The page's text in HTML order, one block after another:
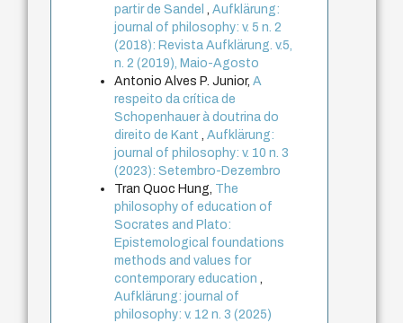
partir de Sandel,Aufklärung:
journal of philosophy: v. 5 n. 2
(2018): Revista Aufklärung. v.5,
n. 2 (2019), Maio-Agosto
Antonio Alves P. Junior,A
respeito da crítica de
Schopenhauer à doutrina do
direito de Kant,Aufklärung:
journal of philosophy: v. 10 n. 3
(2023): Setembro-Dezembro
Tran Quoc Hung, The
philosophy of education of
Socrates and Plato:
Epistemological foundations
methods and values for
contemporary education,
Aufklärung: journal of
philosophy: v. 12 n. 3 (2025)